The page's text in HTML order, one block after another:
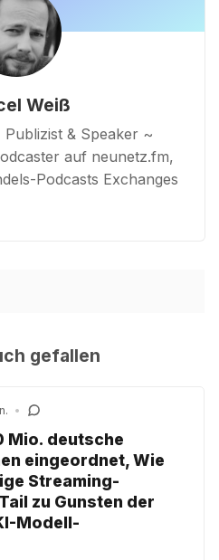
Weiß
& Speaker ~
auf neunetz.fm,
Podcasts Exchanges
gefallen
•
Mio. deutsche
eingeordnet, Wie
Streaming-
zu Gunsten der
Modell-